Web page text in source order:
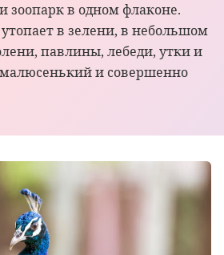
зоопарк в одном флаконе.
в зелени, в небольшом
павлины, лебеди, утки и
и совершенно